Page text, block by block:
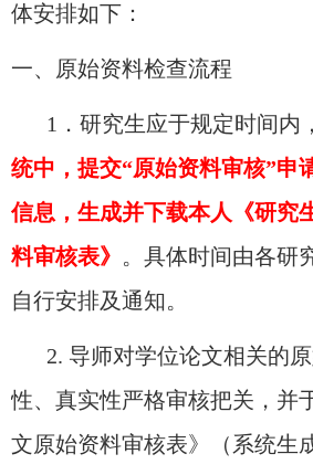
体安排如下：
一、原始资料检查流程
1．研究生应于规定时间内，
统中，提交“原始资料审核”申
信息，生成并下载本人《研究
料审核表》 。具体时间由各研
自行安排及通知。
2. 导师对学位论文相关的
性、真实性严格审核把关，并
文原始资料审核表》（系统生